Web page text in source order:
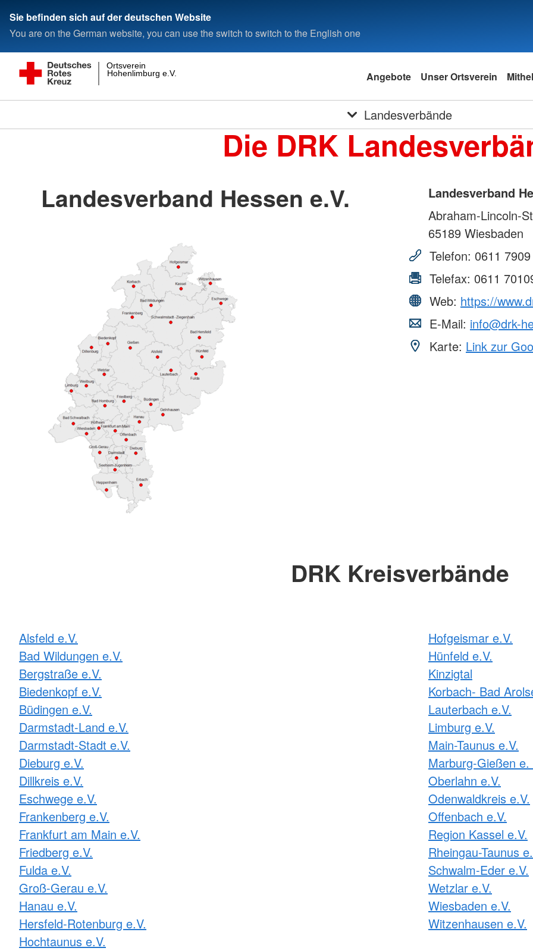
Sie befinden sich auf der deutschen Website
You are on the German website, you can use the switch to switch to the English one
Hohenlimburg e.V.
Ortsverein
Angebote Unser Ortsverein
Landesverbände
Die DRK
Landesverband Hessen e.V.
Landesverband
Abraham-Lincoln-
65189 Wiesbaden
Telefon: 0611
Telefax: 0611
Web: https://
E-Mail: info@drk-
Karte: Link zur
DRK Kreisverbände
Alsfeld e.V.
Bad Wildungen e.V.
Bergstraße e.V.
Biedenkopf e.V.
Büdingen e.V.
Darmstadt-Land e.V.
Darmstadt-Stadt e.V.
Dieburg e.V.
Dillkreis e.V.
Eschwege e.V.
Frankenberg e.V.
Frankfurt am Main e.V.
Friedberg e.V.
Fulda e.V.
Groß-Gerau e.V.
Hanau e.V.
Hersfeld-Rotenburg e.V.
Hochtaunus e.V.
Hofgeismar e.V.
Hünfeld e.V.
Kinzigtal
Korbach- Bad
Lauterbach e.V.
Limburg e.V.
Main-Taunus e.V.
Marburg-Gießen e.
Oberlahn e.V.
Odenwaldkreis e.V.
Offenbach e.V.
Region Kassel e.V.
Rheingau-Taunus
Schwalm-Eder e.V.
Wetzlar e.V.
Wiesbaden e.V.
Witzenhausen e.V.